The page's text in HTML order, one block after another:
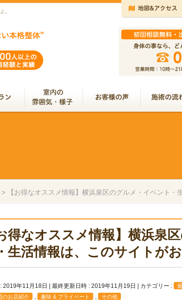
。
> 【お得なオススメ情報】横浜泉区のグルメ・イベント・
得なオススメ情報】横浜泉
生活情報は、このサイトが
2019年11月18日 最終更新日時 : 2019年11月19日 カテゴリー :
のお店紹介
趣味 & プライベート その他